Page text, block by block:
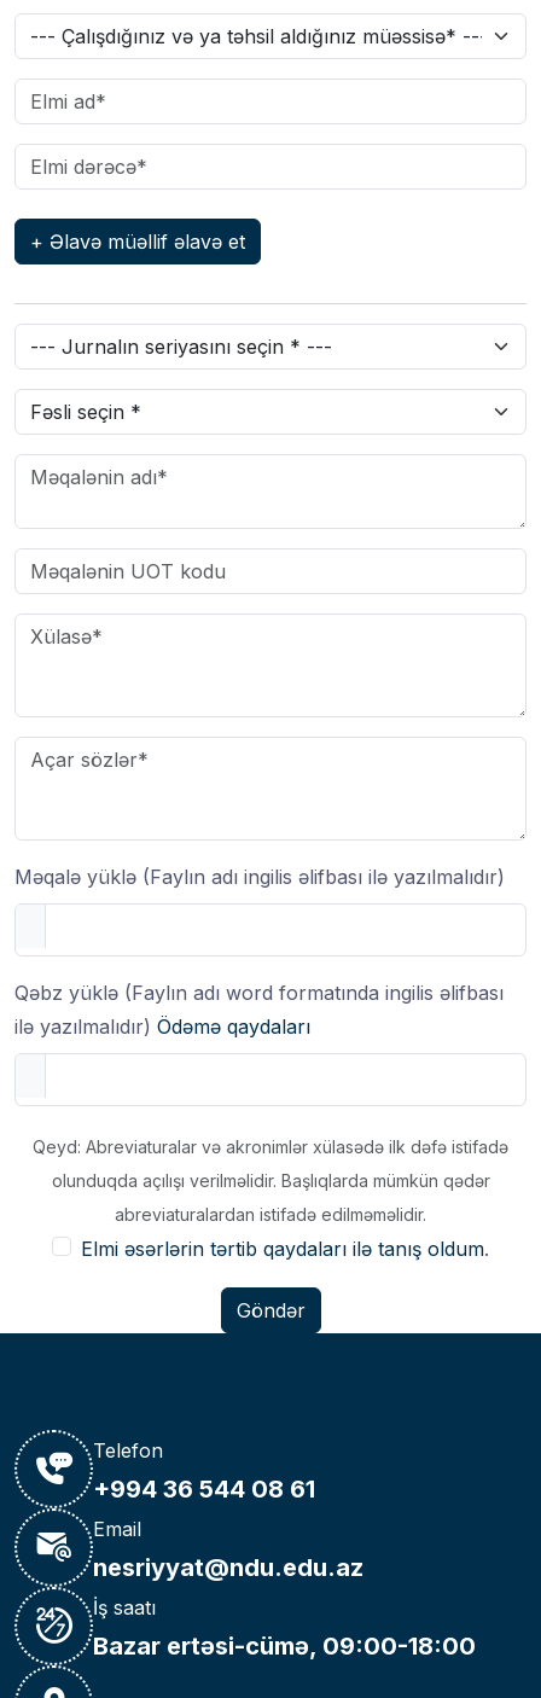
+ Əlavə müəllif əlavə et
Məqalə yüklə (Faylın adı ingilis əlifbası ilə yazılmalıdır)
Qəbz yüklə (Faylın adı word formatında ingilis əlifbası
ilə yazılmalıdır) Ödəmə qaydaları
Qeyd: Abreviaturalar və akronimlər xülasədə ilk dəfə istifadə
olunduqda açılışı verilməlidir. Başlıqlarda mümkün qədər
abreviaturalardan istifadə edilməməlidir.
Elmi əsərlərin tərtib qaydaları ilə tanış oldum.
Göndər
Telefon
+994 36 544 08 61
Email
nesriyyat@ndu.edu.az
İş saatı
Bazar ertəsi-cümə, 09:00-18:00